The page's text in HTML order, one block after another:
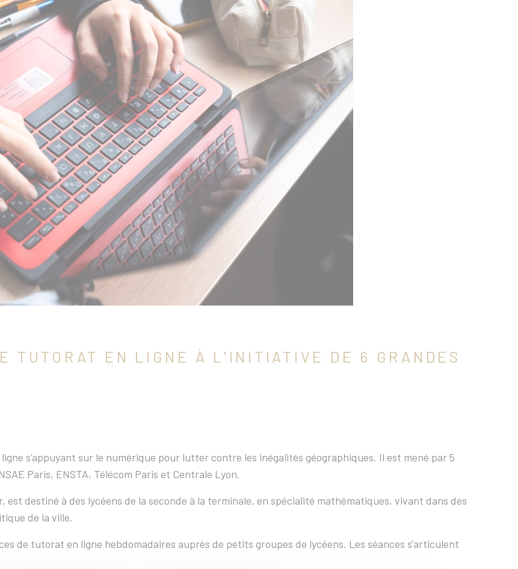
TUTORAT EN LIGNE À L'INITIATIVE DE 6 GRANDES
s’appuyant sur le numérique pour lutter contre les inégalités géographiques. Il est mené par 5
Paris, ENSTA, Télécom Paris et Centrale Lyon.
destiné à des lycéens de la seconde à la terminale, en spécialité mathématiques, vivant dans des
de la ville.
de tutorat en ligne hebdomadaires auprès de petits groupes de lycéens. Les séances s'articulent